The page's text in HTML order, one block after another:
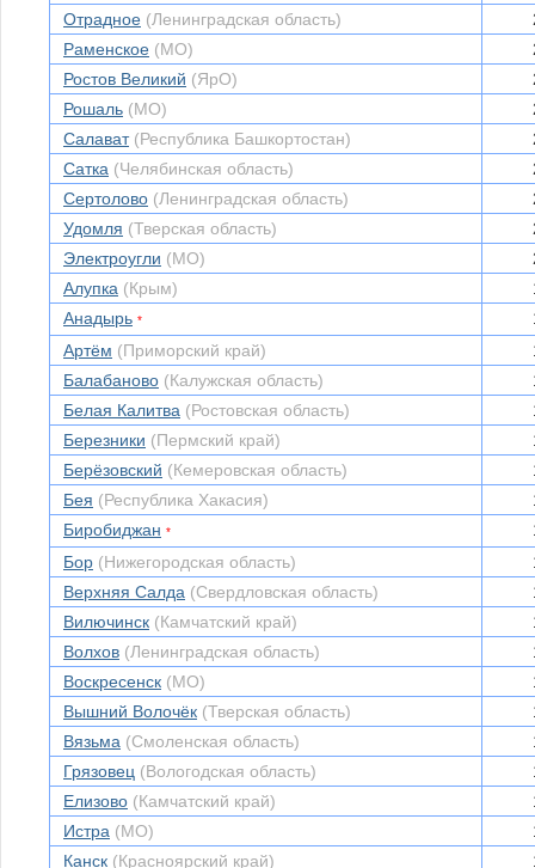
Отрадное (Ленинградская область)
Раменское (МО)
Ростов Великий (ЯрО)
Рошаль (МО)
Салават (Республика Башкортостан)
Сатка (Челябинская область)
Сертолово (Ленинградская область)
Удомля (Тверская область)
Электроугли (МО)
Алупка (Крым)
Анадырь *
Артём (Приморский край)
Балабаново (Калужская область)
Белая Калитва (Ростовская область)
Березники (Пермский край)
Берёзовский (Кемеровская область)
Бея (Республика Хакасия)
Биробиджан *
Бор (Нижегородская область)
Верхняя Салда (Свердловская область)
Вилючинск (Камчатский край)
Волхов (Ленинградская область)
Воскресенск (МО)
Вышний Волочёк (Тверская область)
Вязьма (Смоленская область)
Грязовец (Вологодская область)
Елизово (Камчатский край)
Истра (МО)
Канск (Красноярский край)